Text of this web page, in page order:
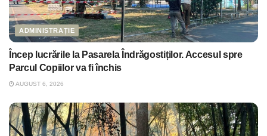
ADMINISTRAȚIE
Încep lucrările la Pasarela Îndrăgostiților. Accesul spre
Parcul Copiilor va fi închis
AUGUST 6, 2026